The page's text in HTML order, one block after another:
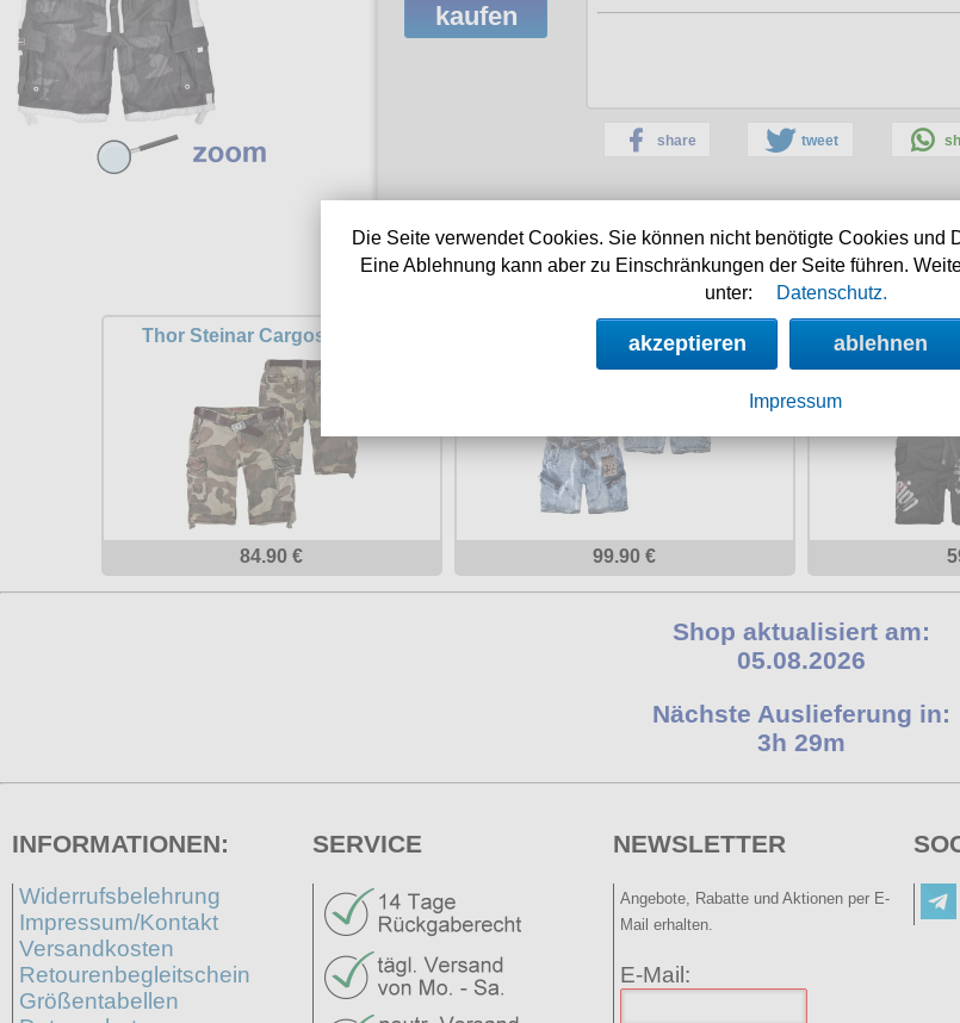
kaufen
share tweet
weitere Thor Steinar
Thor Steinar Cargoshort Myr
84.90 €
Thor Steinar Cargo Shorts Rydal
99.90 €
Thor Steinar
Shop aktualisiert am:
05.08.2026
Nächste Auslieferung in:
3h 29m
INFORMATIONEN:
Widerrufsbelehrung
Impressum/Kontakt
Versandkosten
Retourenbegleitschein
Größentabellen
SERVICE NEWSLETTER
Angebote, Rabatte und Aktionen per E-
Mail erhalten.
E-Mail:
Die Seite verwendet Cookies. Sie können nicht benötigte Cookies und
Eine Ablehnung kann aber zu Einschränkungen der Seite führen.
unter:
Datenschutz.
akzeptieren ablehnen
Impressum